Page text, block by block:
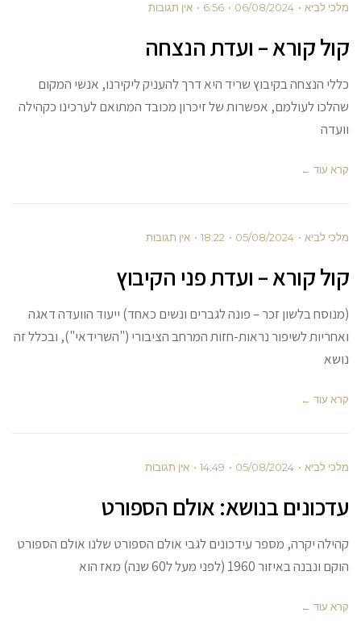
מלכי לביא 06/08/2024
6:56 אין תגובות
קול קורא – ועדת הנצחה
כללי הנצחה בקיבוץ שריד היא דרך להעניק ליקירנו, אנשי המקום
שהלכו לעולמם, אפשרות של זיכרון מכובד המתואם לערכינו כקהילה
וועדה
קרא עוד ←
מלכי לביא 05/08/2024
18:22 אין תגובות
קול קורא – ועדת פני הקיבוץ
(מנוסח בלשון זכר – פונה לגברים ונשים כאחד) ייעוד הוועדה דאגה
ואחריות לשיפור נראות-חזות המרחב הציבורי ("השרידאי"), ובכלל זה
נושא
קרא עוד ←
מלכי לביא 05/08/2024
14:49 אין תגובות
עדכונים בנושא: אולם הספורט
קהילה יקרה, מספר עידכונים לגבי אולם הספורט שלנו אולם הספורט
הוקם ונבנה באיזור 1960 (לפני מעל ל60 שנה) מאז הוא
קרא עוד ←